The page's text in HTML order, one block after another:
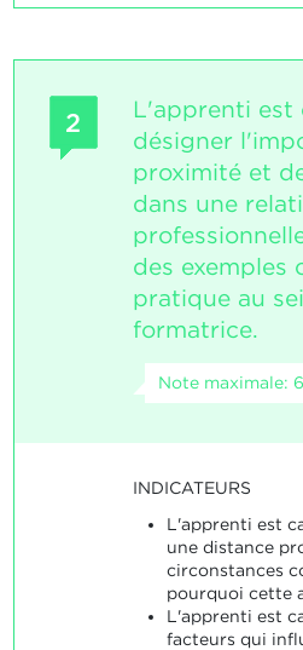
2
L'apprenti est
désigner
proximité et
dans une
des exemples
pratique au
formatrice.
Note maximale: 6
INDICATEURS
L'apprenti est
une distance
circonstances
pourquoi cette
L'apprenti est
facteurs qui